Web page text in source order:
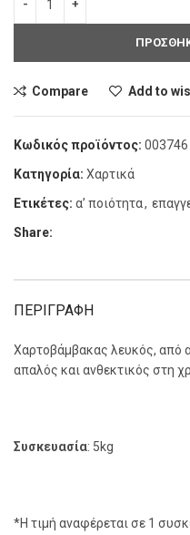
Compare Add to
Κωδικός προϊόντος: 003746
Κατηγορία: Χαρτικά
Ετικέτες: α’ ποιότητα,
Share:
ΠΕΡΙΓΡΑΦΗ
Χαρτοβάμβακας λευκός, από
απαλός και ανθεκτικός στη
Συσκευασία: 5kg
*Η τιμή αναφέρεται σε 1